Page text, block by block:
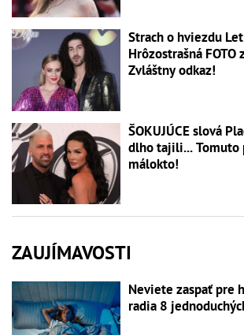
Strach o hviezdu
Hrôzostrašná FOTO
Zvláštny odkaz!
ŠOKUJÚCE slová
dlho tajili... Tomuto
málokto!
ZAUJÍMAVOSTI
Neviete zaspať pre
radia 8